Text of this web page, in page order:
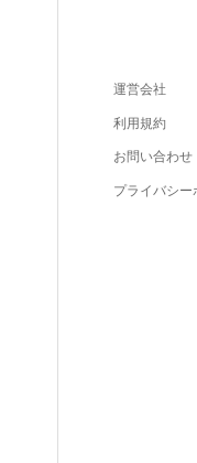
運営会社
利用規約
お問い合わせ
プライバシー